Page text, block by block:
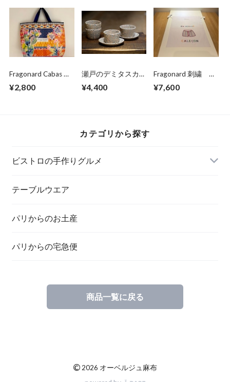
Fragonard Cabas バ
ブルー
¥2,800
瀬戸のデミタスカッ
¥4,400
Fragonard 刺繍 コ
ルソン
¥7,600
カテゴリから探す
ビストロの手作りグルメ
テーブルウエア
パリからのお土産
パリからの宅急便
商品一覧に戻る
© 2026 オーベルジュ麻布